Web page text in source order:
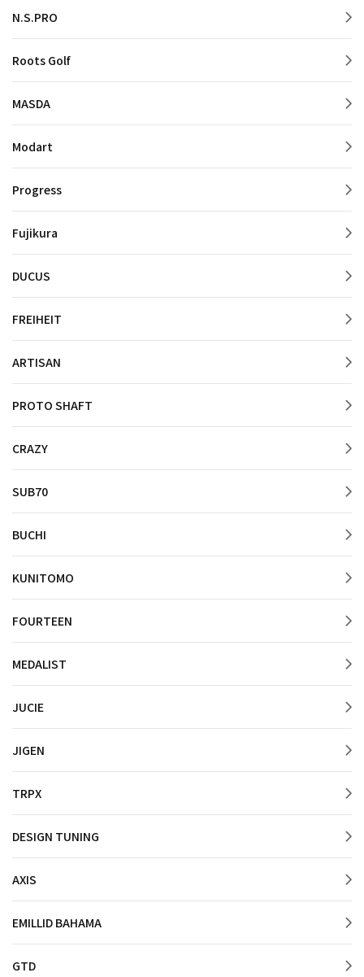
N.S.PRO
Roots Golf
MASDA
Modart
Progress
Fujikura
DUCUS
FREIHEIT
ARTISAN
PROTO SHAFT
CRAZY
SUB70
BUCHI
KUNITOMO
FOURTEEN
MEDALIST
JUCIE
JIGEN
TRPX
DESIGN TUNING
AXIS
EMILLID BAHAMA
GTD